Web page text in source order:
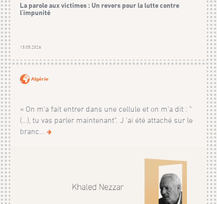
La parole aux victimes : Un revers pour la lutte contre
l'impunité
13.05.2026
Algérie
« On m'a fait entrer dans une cellule et on m'a dit : "
(…), tu vas parler maintenant". J 'ai été attaché sur le
branc...